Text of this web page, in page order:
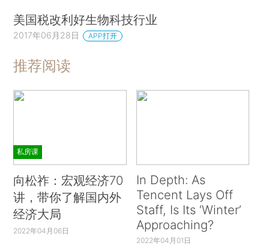
美国税改利好生物科技行业
2017年06月28日 APP打开
推荐阅读
私房课
向松祚：宏观经济70
讲，带你了解国内外
经济大局
2022年04月06日
In Depth: As
Tencent Lays Off
Staff, Is Its ‘Winter’
Approaching?
2022年04月01日